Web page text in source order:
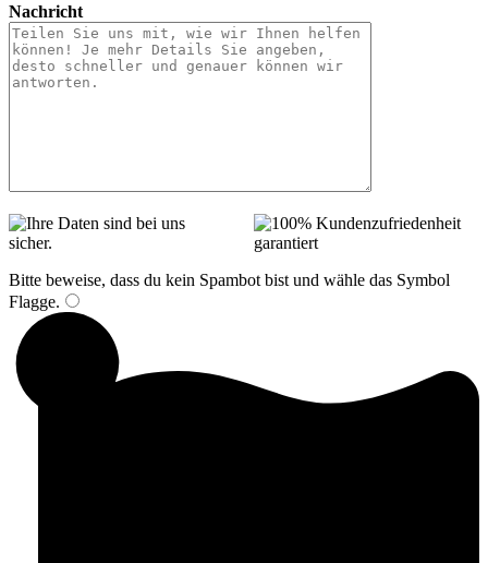
Nachricht
Bitte beweise, dass du kein Spambot bist und wähle das Symbol
Flagge.